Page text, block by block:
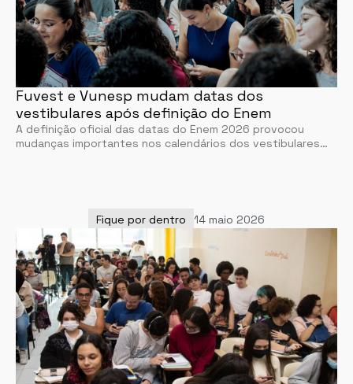
Fuvest e Vunesp mudam datas dos
vestibulares após definição do Enem
A definição oficial das datas do Enem 2026 provocou
mudanças importantes nos calendários dos vestibulares…
Fique por dentro 14 maio 2026